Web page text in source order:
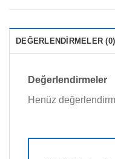
DEĞERLENDIRMELER (0)
Değerlendirmeler
Henüz